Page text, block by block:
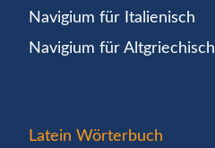
Navigium für Italienisch
Navigium für Altgriechisch
Latein Wörterbuch